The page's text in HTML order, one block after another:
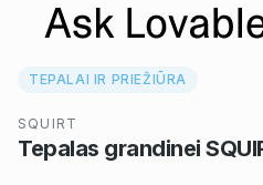
TEPALAI IR PRIEŽIŪRA
SQUIRT
Tepalas grandinei